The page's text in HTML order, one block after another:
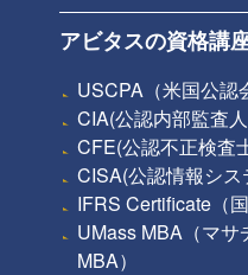
アビタスの資格講
USCPA（米国公認
CIA(公認内部監査人
CFE(公認不正検査
CISA(公認情報シス
IFRS Certificate（
UMass MBA（マ
MBA）